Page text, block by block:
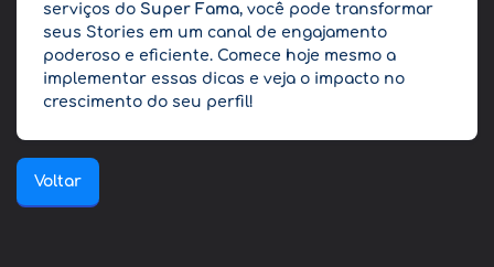
serviços do Super Fama, você pode transformar
seus Stories em um canal de engajamento
poderoso e eficiente. Comece hoje mesmo a
implementar essas dicas e veja o impacto no
crescimento do seu perfil!
Voltar